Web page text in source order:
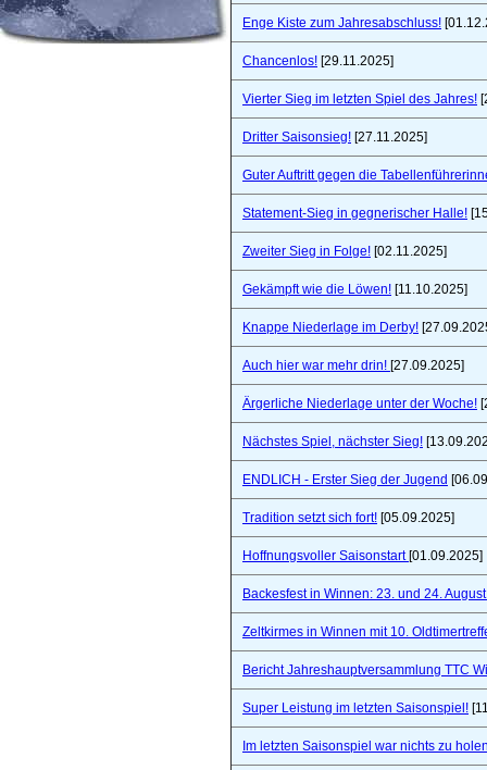
Enge Kiste zum Jahresabschluss!
Chancenlos! [29.11.2025]
Vierter Sieg im letzten Spiel des Jahres!
Dritter Saisonsieg! [27.11.2025]
Guter Auftritt gegen die
Statement-Sieg in gegnerischer Halle!
Zweiter Sieg in Folge! [02.11.2025]
Gekämpft wie die Löwen! [11.10.2025]
Knappe Niederlage im Derby!
Auch hier war mehr drin! [27.09.2025]
Ärgerliche Niederlage unter der Woche!
Nächstes Spiel, nächster Sieg!
ENDLICH - Erster Sieg der Jugend
Tradition setzt sich fort! [05.09.2025]
Hoffnungsvoller Saisonstart [01.09.2025]
Backesfest in Winnen: 23. und 24.
Zeltkirmes in Winnen mit 10.
Bericht Jahreshauptversammlung TTC
Super Leistung im letzten Saisonspiel!
Im letzten Saisonspiel war nichts zu